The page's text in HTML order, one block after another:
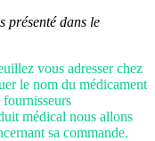
présenté dans le
vous adresser chez
le nom du médicament
médical nous allons
sa commande.